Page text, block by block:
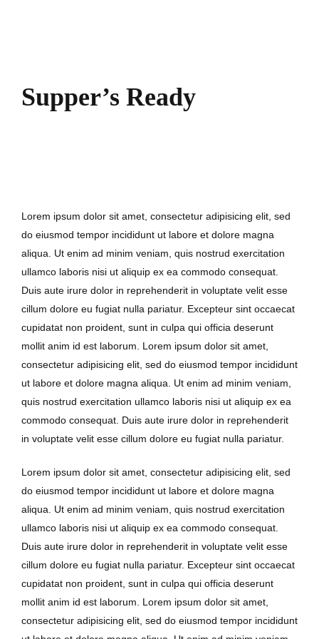
Supper’s Ready
Lorem ipsum dolor sit amet, consectetur adipisicing elit, sed
do eiusmod tempor incididunt ut labore et dolore magna
aliqua. Ut enim ad minim veniam, quis nostrud exercitation
ullamco laboris nisi ut aliquip ex ea commodo consequat.
Duis aute irure dolor in reprehenderit in voluptate velit esse
cillum dolore eu fugiat nulla pariatur. Excepteur sint occaecat
cupidatat non proident, sunt in culpa qui officia deserunt
mollit anim id est laborum. Lorem ipsum dolor sit amet,
consectetur adipisicing elit, sed do eiusmod tempor incididunt
ut labore et dolore magna aliqua. Ut enim ad minim veniam,
quis nostrud exercitation ullamco laboris nisi ut aliquip ex ea
commodo consequat. Duis aute irure dolor in reprehenderit
in voluptate velit esse cillum dolore eu fugiat nulla pariatur.
Lorem ipsum dolor sit amet, consectetur adipisicing elit, sed
do eiusmod tempor incididunt ut labore et dolore magna
aliqua. Ut enim ad minim veniam, quis nostrud exercitation
ullamco laboris nisi ut aliquip ex ea commodo consequat.
Duis aute irure dolor in reprehenderit in voluptate velit esse
cillum dolore eu fugiat nulla pariatur. Excepteur sint occaecat
cupidatat non proident, sunt in culpa qui officia deserunt
mollit anim id est laborum. Lorem ipsum dolor sit amet,
consectetur adipisicing elit, sed do eiusmod tempor incididunt